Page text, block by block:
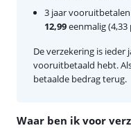
Waar ben ik voor
3 jaar vooruitbetalen
12,99eenmalig (4,33
De verzekering is ieder
vooruitbetaald hebt.
betaalde bedrag terug.